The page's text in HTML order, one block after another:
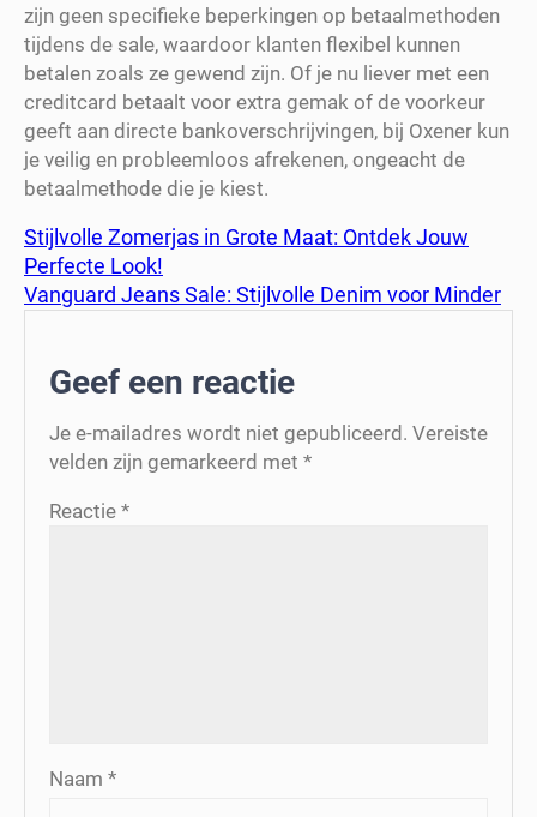
zijn geen specifieke beperkingen op betaalmethoden
tijdens de sale, waardoor klanten flexibel kunnen
betalen zoals ze gewend zijn. Of je nu liever met een
creditcard betaalt voor extra gemak of de voorkeur
geeft aan directe bankoverschrijvingen, bij Oxener kun
je veilig en probleemloos afrekenen, ongeacht de
betaalmethode die je kiest.
Stijlvolle Zomerjas in Grote Maat: Ontdek Jouw
Perfecte Look!
Vanguard Jeans Sale: Stijlvolle Denim voor Minder
Geef een reactie
Je e-mailadres wordt niet gepubliceerd. Vereiste
velden zijn gemarkeerd met *
Reactie *
Naam *